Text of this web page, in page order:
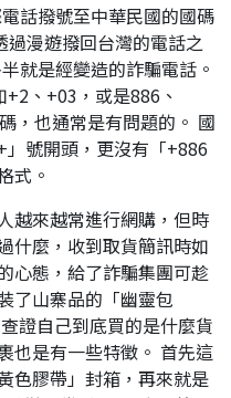
話撥號至中華民國的國碼
過漫遊撥回台灣的電話之
就是經變造的詐騙電話。
、+03，或是886、
，也通常是有問題的。 國
號開頭，更沒有「+886
式。
越來越常進行網購，但時
什麼，收到取貨簡訊時如
心態，給了詐騙集團可趁
了山寨品的「幽靈包
證自己到底買的是什麼貨
也是有一些特徵。 首先這
色膠帶」封箱，再來就是